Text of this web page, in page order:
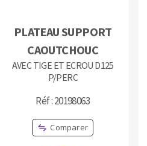
TRAITEMENT DE SURFACE
Disques à lamelles
Disque intissé
Roues à lamelles
Meules sur tige
PLATEAU SUPPORT
CAOUTCHOUC
AVEC TIGE ET ECROU D125
P/PERC
Réf : 20198063
Comparer